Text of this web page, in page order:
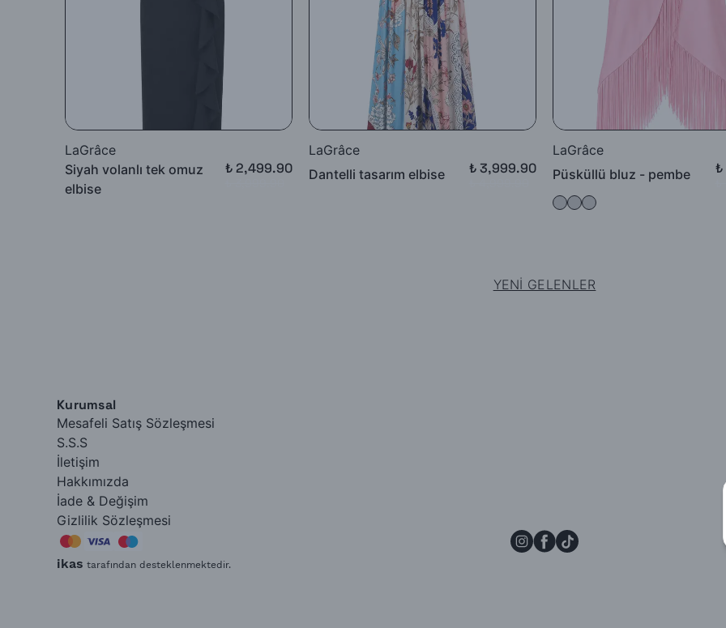
LaGrâce
Siyah volanlı tek omuz
elbise
₺ 2,499.90
LaGrâce
Dantelli tasarım elbise
₺ 3,999.90
LaGrâce
Püsküllü bluz - pembe
₺
YENİ GELENLER
Kurumsal
Mesafeli Satış Sözleşmesi
S.S.S
İletişim
Hakkımızda
İade & Değişim
Gizlilik Sözleşmesi
ikas tarafından desteklenmektedir.